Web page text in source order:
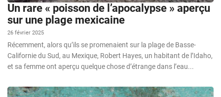
Un rare « poisson de l’apocalypse » aperçu
sur une plage mexicaine
26 février 2025
Récemment, alors qu’ils se promenaient sur la plage de Basse-
Californie du Sud, au Mexique, Robert Hayes, un habitant de l’Idaho,
et sa femme ont aperçu quelque chose d’étrange dans l’eau...